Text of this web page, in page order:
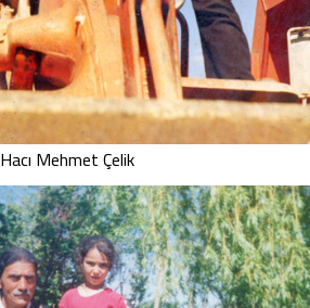
Hacı Mehmet Çelik